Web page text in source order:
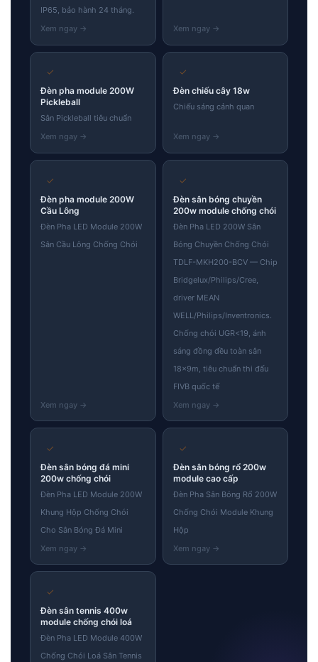
IP65, bảo hành 24 tháng.
✓
Đèn pha module 200W
Pickleball
Sân Pickleball tiêu chuẩn
✓
Đèn chiếu cây 18w
Chiếu sáng cảnh quan
✓
Đèn pha module 200W
Cầu Lông
Đèn Pha LED Module 200W
Sân Cầu Lông Chống Chói
✓
Đèn sân bóng chuyền
200w module chống chói
Đèn Pha LED 200W Sân
Bóng Chuyền Chống Chói
TDLF-MKH200-BCV — Chip
Bridgelux/Philips/Cree,
driver MEAN
WELL/Philips/Inventronics.
Chống chói UGR<19, ánh
sáng đồng đều toàn sân
18×9m, tiêu chuẩn thi đấu
FIVB quốc tế
✓
Đèn sân bóng đá mini
200w chống chói
Đèn Pha LED Module 200W
Khung Hộp Chống Chói
Cho Sân Bóng Đá Mini
✓
Đèn sân bóng rổ 200w
module cao cấp
Đèn Pha Sân Bóng Rổ 200W
Chống Chói Module Khung
Hộp
✓
Đèn sân tennis 400w
module chống chói loá
Đèn Pha LED Module 400W
Chống Chói Loá Sân Tennis